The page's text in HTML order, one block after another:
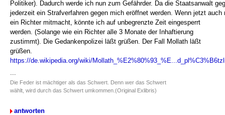
Politiker). Dadurch werde ich nun zum Gefährder. Da die Staatsanwalt
jederzeit ein Strafverfahren gegen mich eröffnet werden. Wenn jetzt auch
ein Richter mitmacht, könnte ich auf unbegrenzte Zeit eingesperrt
werden. (Solange wie ein Richter alle 3 Monate der Inhaftierung
zustimmt). Die Gedankenpolizei läßt grüßen. Der Fall Mollath läßt
grüßen.
https://de.wikipedia.org/wiki/
---
Die Feder ist mächtiger als das Schwert. Denn wer das Schwert
wählt, wird durch das Schwert umkommen.(Original Exlibris)
antworten